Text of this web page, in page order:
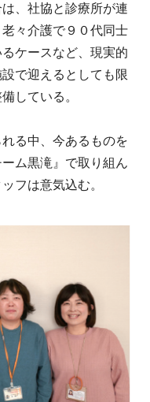
、社協と診療所が連
々介護で９０代同士
ケースなど、現実的
で迎えるとしても限
している。
る中、今あるものを
ム黒滝』で取り組ん
フは意気込む。